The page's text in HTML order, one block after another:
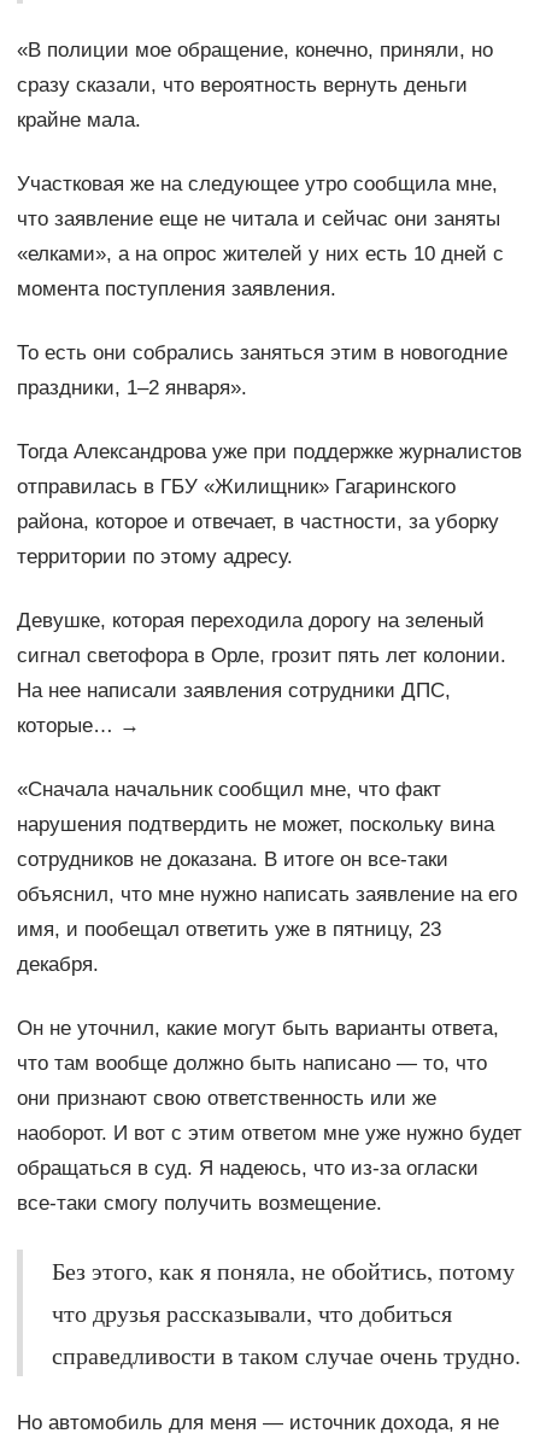
«В полиции мое обращение, конечно, приняли, но
сразу сказали, что вероятность вернуть деньги
крайне мала.
Участковая же на следующее утро сообщила мне,
что заявление еще не читала и сейчас они заняты
«елками», а на опрос жителей у них есть 10 дней с
момента поступления заявления.
То есть они собрались заняться этим в новогодние
праздники, 1–2 января».
Тогда Александрова уже при поддержке журналистов
отправилась в ГБУ «Жилищник» Гагаринского
района, которое и отвечает, в частности, за уборку
территории по этому адресу.
Девушке, которая переходила дорогу на зеленый
сигнал светофора в Орле, грозит пять лет колонии.
На нее написали заявления сотрудники ДПС,
которые… →
«Сначала начальник сообщил мне, что факт
нарушения подтвердить не может, поскольку вина
сотрудников не доказана. В итоге он все-таки
объяснил, что мне нужно написать заявление на его
имя, и пообещал ответить уже в пятницу, 23
декабря.
Он не уточнил, какие могут быть варианты ответа,
что там вообще должно быть написано — то, что
они признают свою ответственность или же
наоборот. И вот с этим ответом мне уже нужно будет
обращаться в суд. Я надеюсь, что из-за огласки
все-таки смогу получить возмещение.
Без этого, как я поняла, не обойтись, потому
что друзья рассказывали, что добиться
справедливости в таком случае очень трудно.
Но автомобиль для меня — источник дохода, я не